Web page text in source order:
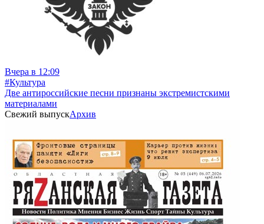
Вчера в 12:09
#Культура
Две антироссийские песни признаны экстремистскими
материалами
Свежий выпускАрхив